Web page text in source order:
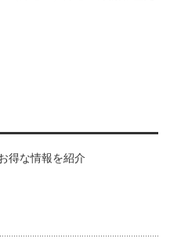
得な情報を紹介